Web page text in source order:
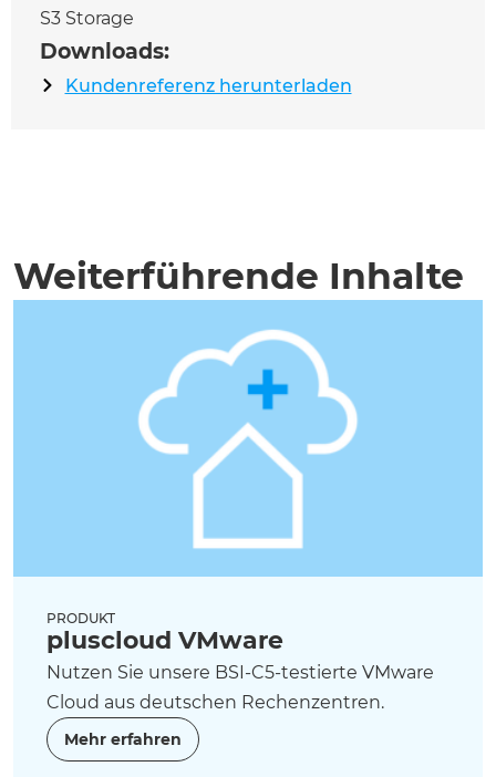
S3 Storage
Downloads:
Kundenreferenz herunterladen
Weiterführende Inhalte
PRODUKT
pluscloud VMware
Nutzen Sie unsere BSI-C5-testierte VMware
Cloud aus deutschen Rechenzentren.
Mehr erfahren